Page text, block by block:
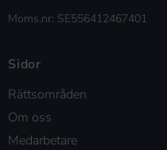
Moms.nr: SE556412467401
Sidor
Rättsområden
Om oss
Medarbetare